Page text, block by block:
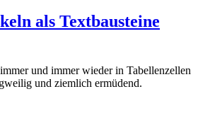
als Textbausteine
und immer wieder in Tabellenzellen
und ziemlich ermüdend.